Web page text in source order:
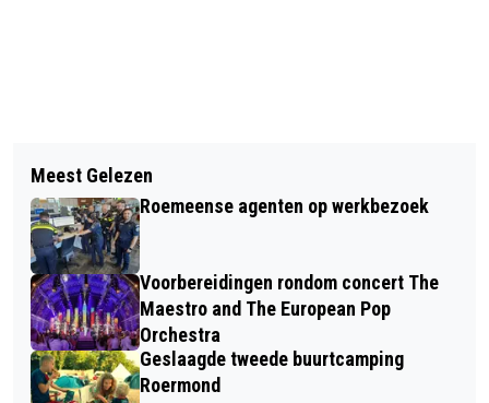
EERSTE ROERMONDSE DONUTDAG
FEESTJE DAT JE NIET WILT MISSEN |
MIDDEN-LIMBURG OP ZONDAG
BIJZONDERE BROUWERIJTOUR
TIJDENS WEEK VAN HET NEDERLANDS
BIER
Meest Gelezen
Roemeense agenten op werkbezoek
Voorbereidingen rondom concert The
Maestro and The European Pop
Orchestra
Geslaagde tweede buurtcamping
Roermond